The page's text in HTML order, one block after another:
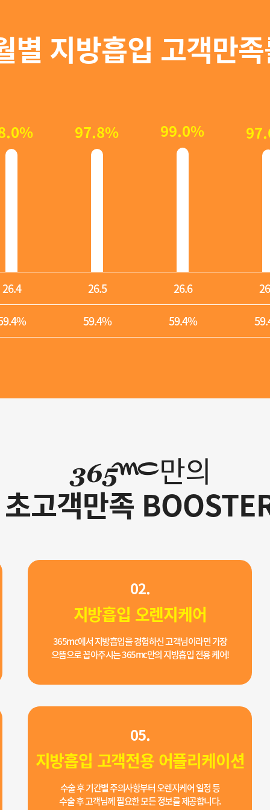
별 지방흡입 고객만
97.8% 99.0%
26.4 26.5 26.6
59.4% 59.4%
만의
초고객만족
02.
지방흡입 오렌지케어
365mc에서 지방흡입을 경험하신 고객님이라면 가장
으뜸으로 꼽아주시는 365mc만의 지방흡입 전용 케어!
05.
지방흡입 고객전용 어플리케이션
수술 후 기간별 주의사항부터 오렌지케어 일정 등
수술 후 고객님께 필요한 모든 정보를 제공합니다.